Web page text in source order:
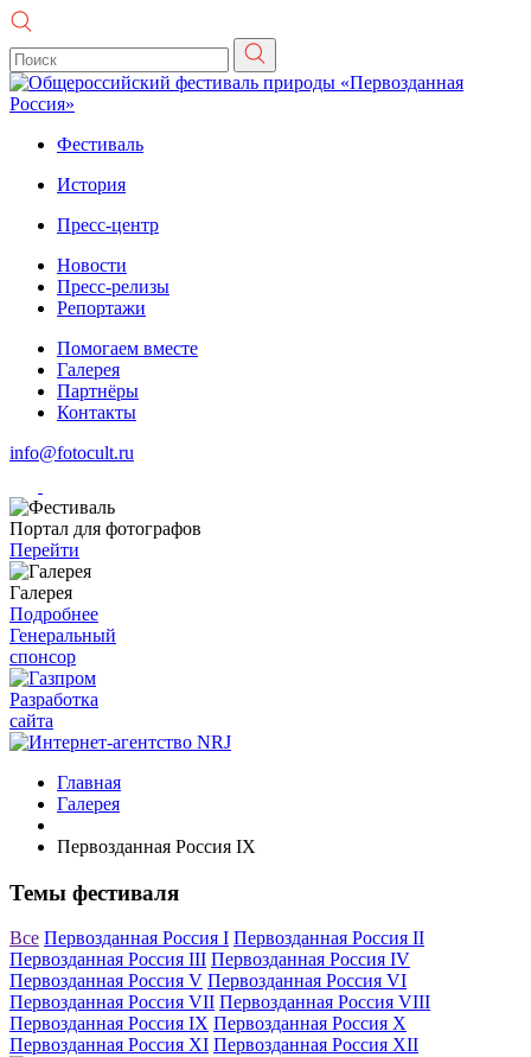
Фестиваль
История
Пресс-центр
Новости
Пресс-релизы
Репортажи
Помогаем вместе
Галерея
Партнёры
Контакты
info@fotocult.ru
Портал для фотографов
Перейти
Галерея
Подробнее
Генеральный
спонсор
Разработка
сайта
Главная
Галерея
Первозданная Россия IX
Темы фестиваля
Все Первозданная Россия I Первозданная Россия II
Первозданная Россия III Первозданная Россия IV
Первозданная Россия V Первозданная Россия VI
Первозданная Россия VII Первозданная Россия VIII
Первозданная Россия IX Первозданная Россия X
Первозданная Россия XI Первозданная Россия XII